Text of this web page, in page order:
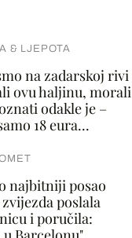
& LJEPOTA
na zadarskoj rivi
ovu haljinu, morali
odakle je –
18 eura...
najbitniji posao
zvijezda poslala
i poručila: